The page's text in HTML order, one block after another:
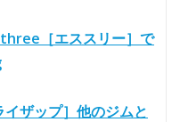
［エススリー］で
ザップ］他のジムと